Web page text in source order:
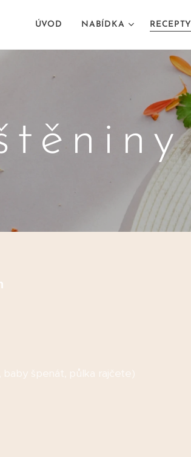
ÚVOD NABÍDKA RECEPTY
špenát, půlka rajčete)